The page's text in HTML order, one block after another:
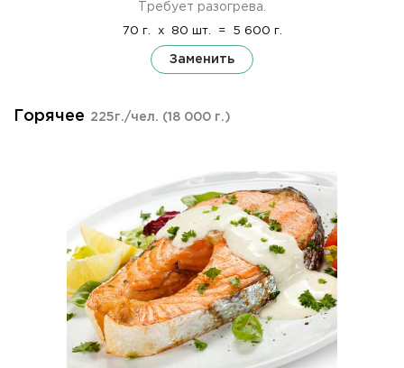
Требует разогрева.
70 г. x 80 шт. = 5 600 г.
Заменить
Горячее 225г./чел. (18 000 г.)